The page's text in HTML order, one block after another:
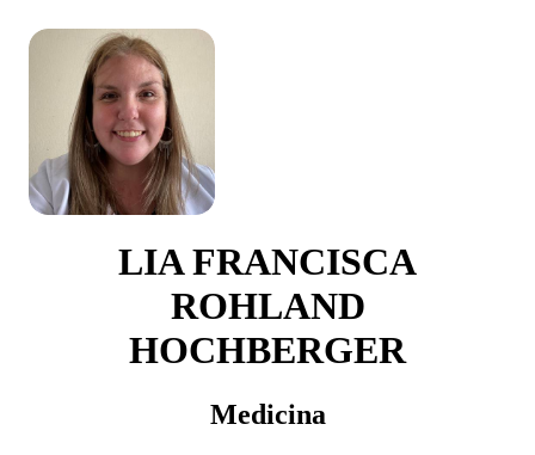
LIA FRANCISCA
ROHLAND
HOCHBERGER
Medicina